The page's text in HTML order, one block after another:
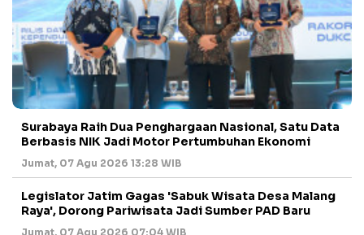
Surabaya Raih Dua Penghargaan Nasional, Satu Data
Berbasis NIK Jadi Motor Pertumbuhan Ekonomi
Jumat, 07 Agu 2026 13:28 WIB
Legislator Jatim Gagas 'Sabuk Wisata Desa Malang
Raya', Dorong Pariwisata Jadi Sumber PAD Baru
Jumat, 07 Agu 2026 07:04 WIB